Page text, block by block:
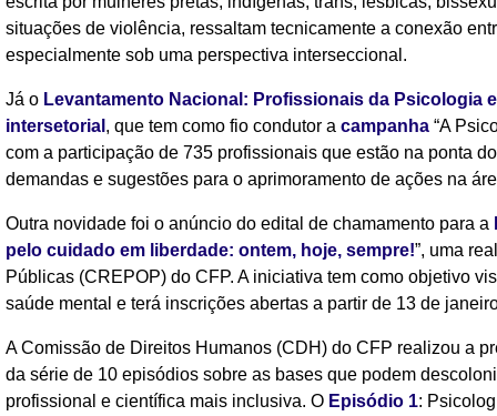
situações de violência, ressaltam tecnicamente a conexão
especialmente sob uma perspectiva interseccional.
Já o Levantamento Nacional: Profissionais da Psicologia
intersetorial , que tem como fio condutor a campanha “A
com a participação de 735 profissionais que estão na ponta
demandas e sugestões para o aprimoramento de ações na
Outra novidade foi o anúncio do edital de chamamento para a
pelo cuidado em liberdade: ontem, hoje, sempre!”, uma
Públicas (CREPOP) do CFP. A iniciativa tem como objetivo
saúde mental e terá inscrições abertas a partir de 13 de
A Comissão de Direitos Humanos (CDH) do CFP realizou a
da série de 10 episódios sobre as bases que podem
profissional e científica mais inclusiva. O Episódio 1: